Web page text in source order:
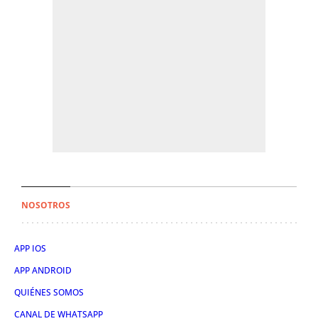
NOSOTROS
APP IOS
APP ANDROID
QUIÉNES SOMOS
CANAL DE WHATSAPP